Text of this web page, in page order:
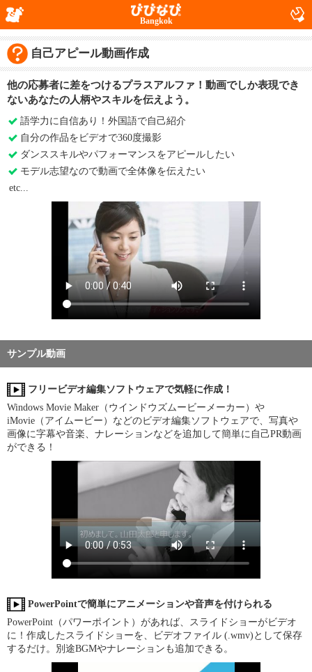
Bangkok
自己アピール動画作成
他の応募者に差をつけるプラスアルファ！動画でしか表現でき
ないあなたの人柄やスキルを伝えよう。
語学力に自信あり！外国語で自己紹介
自分の作品をビデオで360度撮影
ダンススキルやパフォーマンスをアピールしたい
モデル志望なので動画で全体像を伝えたい
etc...
サンプル動画
フリービデオ編集ソフトウェアで気軽に作成！
Windows Movie Maker（ウインドウズムービーメーカー）や
iMovie（アイムービー）などのビデオ編集ソフトウェアで、写真や
画像に字幕や音楽、ナレーションなどを追加して簡単に自己PR動画
ができる！
PowerPointで簡単にアニメーションや音声を付けられる
PowerPoint（パワーポイント）があれば、スライドショーがビデオ
に！作成したスライドショーを、ビデオファイル (.wmv)として保存
するだけ。別途BGMやナレーションも追加できる。